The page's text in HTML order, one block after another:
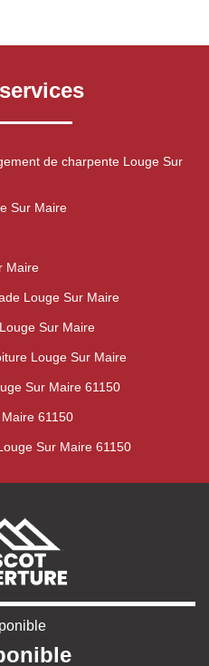
de charpente Louge Sur
Sur Maire
Maire
Louge Sur Maire
Sur Maire
Louge Sur Maire
Sur Maire 61150
61150
Sur Maire 61150